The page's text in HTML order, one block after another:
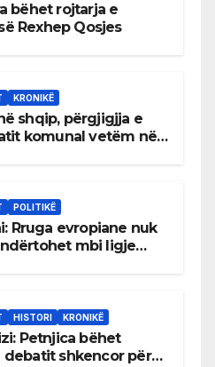
bëhet rojtarja e
Rexhep Qosjes
KRONIKË
shqip, përgjigjja e
komunal vetëm në
POLITIKË
Rruga evropiane nuk
mbi ligje
HISTORI KRONIKË
Petnjica bëhet
debatit shkencor për